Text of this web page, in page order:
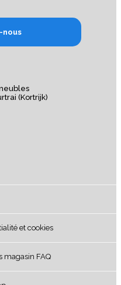
nous
(Kortrijk)
et cookies
magasin FAQ